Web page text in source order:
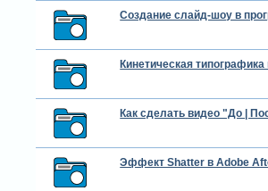
Создание слайд-шоу в
Кинетическая
Как сделать видео "До |
Эффект Shatter в Adobe